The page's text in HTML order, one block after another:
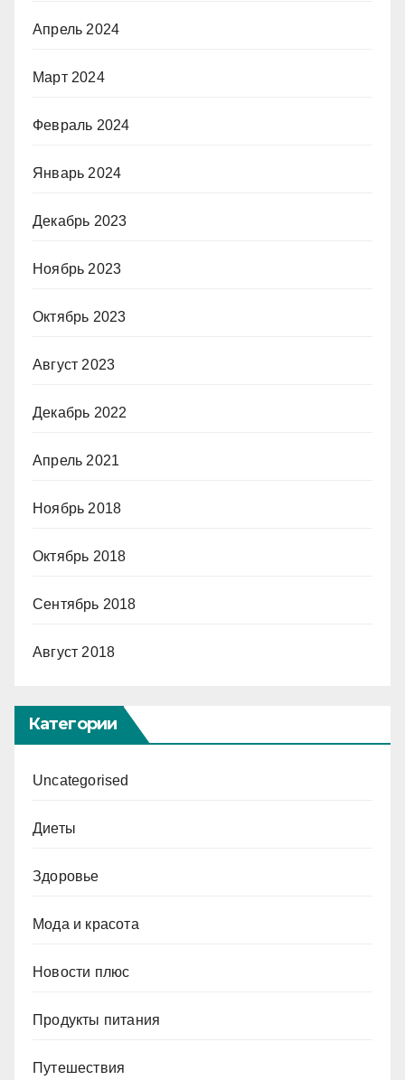
Апрель 2024
Март 2024
Февраль 2024
Январь 2024
Декабрь 2023
Ноябрь 2023
Октябрь 2023
Август 2023
Декабрь 2022
Апрель 2021
Ноябрь 2018
Октябрь 2018
Сентябрь 2018
Август 2018
Категории
Uncategorised
Диеты
Здоровье
Мода и красота
Новости плюс
Продукты питания
Путешествия